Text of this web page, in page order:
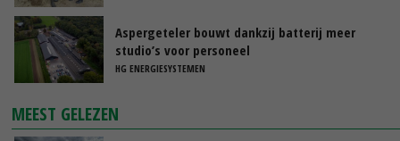
Aspergeteler bouwt dankzij batterij meer
studio’s voor personeel
HG ENERGIESYSTEMEN
MEEST GELEZEN